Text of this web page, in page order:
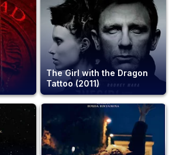
The Girl with the Dragon
Tattoo (2011)